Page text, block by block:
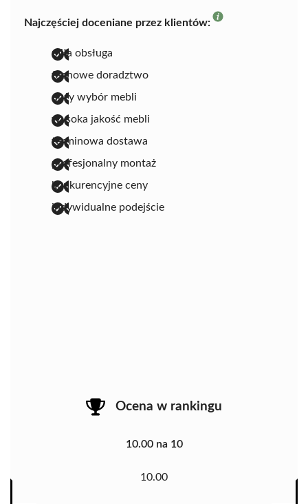
Najczęściej doceniane przez klientów:
miła obsługa
fachowe doradztwo
duży wybór mebli
wysoka jakość mebli
terminowa dostawa
profesjonalny montaż
konkurencyjne ceny
indywidualne podejście
Ocena w rankingu
10.00 na 10
10.00